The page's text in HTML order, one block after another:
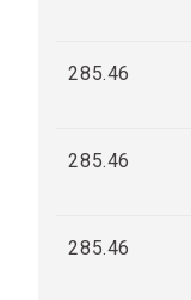
285.46
285.46
285.46